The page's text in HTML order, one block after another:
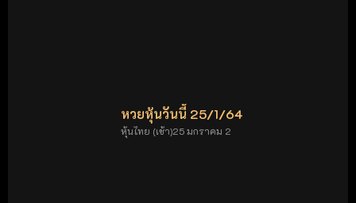
หวยหุ้นวันนี้ 25/1/64
หุ้นไทย (เช้า)25 มกราคม 2